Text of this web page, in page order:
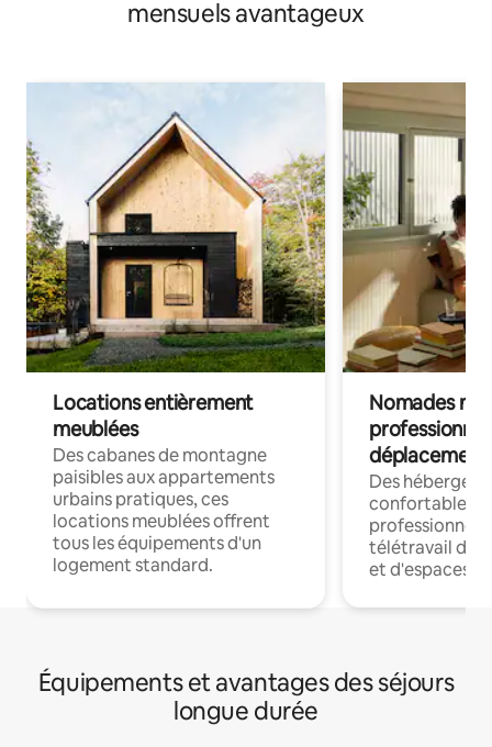
mensuels avantageux
Locations entièrement
meublées
Des cabanes de montagne
paisibles aux appartements
urbains pratiques, ces
locations meublées offrent
tous les équipements d'un
logement standard.
Nomades
déplacement
Des
confortables
professionnels
télétravail
et d'espaces
Équipements et avantages des séjours
longue durée